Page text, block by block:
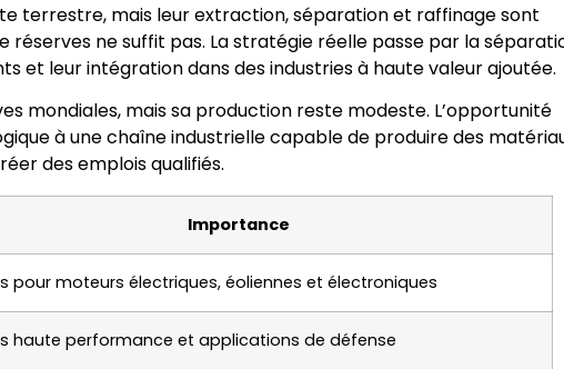
terrestre, mais leur extraction, séparation et raffinage sont
ne suffit pas. La stratégie réelle passe par la
et leur intégration dans des industries à haute valeur ajoutée.
mondiales, mais sa production reste modeste. L’opportunité
à une chaîne industrielle capable de produire des
des emplois qualifiés.
Importance
pour moteurs électriques, éoliennes et électroniques
haute performance et applications de défense